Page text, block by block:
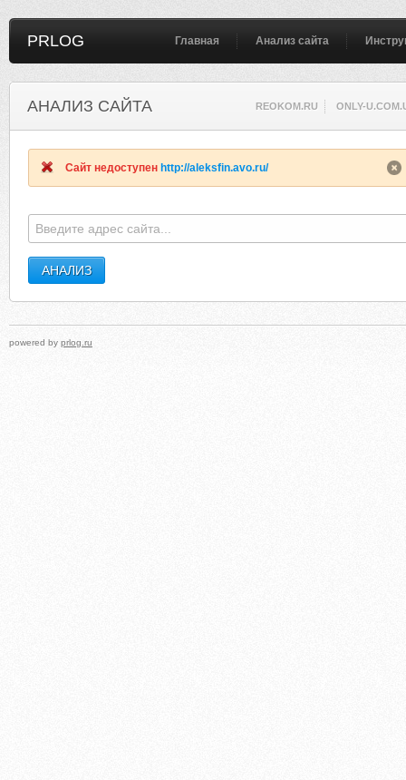
PRLOG Главная Анализ сайта
АНАЛИЗ САЙТА REOKOM.RU ONLY-
Сайт недоступен http://aleksfin.avo.ru/
powered by prlog.ru